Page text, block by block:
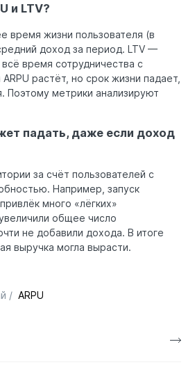
и LTV?
время жизни пользователя (в
доход за период. LTV —
время сотрудничества с
растёт, но срок жизни падает,
Поэтому метрики анализируют
падать, даже если доход
за счёт пользователей с
Например, запуск
много «лёгких»
общее число
не добавили дохода. В итоге
выручка могла вырасти.
/ ARPU